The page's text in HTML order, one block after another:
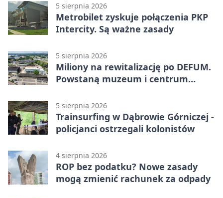
5 sierpnia 2026
Metrobilet zyskuje połączenia PKP
Intercity. Są ważne zasady
5 sierpnia 2026
Miliony na rewitalizację po DEFUM.
Powstaną muzeum i centrum
5 sierpnia 2026
Trainsurfing w Dąbrowie Górniczej -
policjanci ostrzegali kolonistów
4 sierpnia 2026
ROP bez podatku? Nowe zasady
mogą zmienić rachunek za odpady